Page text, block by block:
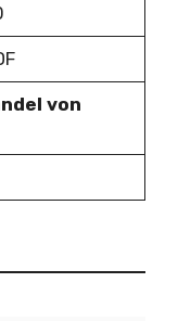
von